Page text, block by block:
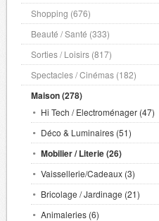
Shopping (676)
Beauté / Santé (333)
Sorties / Loisirs (817)
Spectacles / Cinémas (182)
Maison (278)
Hi Tech / Electroménager (47)
Déco & Luminaires (51)
Mobilier / Literie (26)
Vaissellerie/Cadeaux (3)
Bricolage / Jardinage (21)
Animaleries (6)